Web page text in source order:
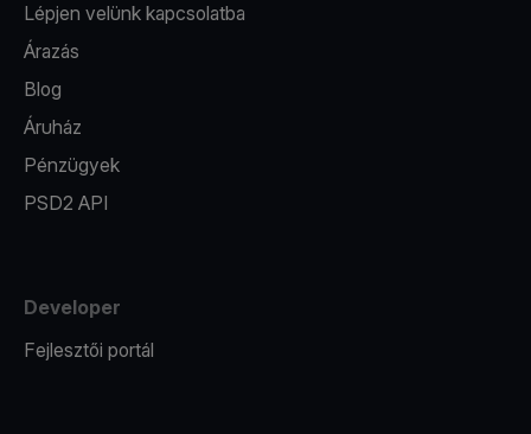
Lépjen velünk kapcsolatba
Árazás
Blog
Áruház
Pénzügyek
PSD2 API
Developer
Fejlesztői portál